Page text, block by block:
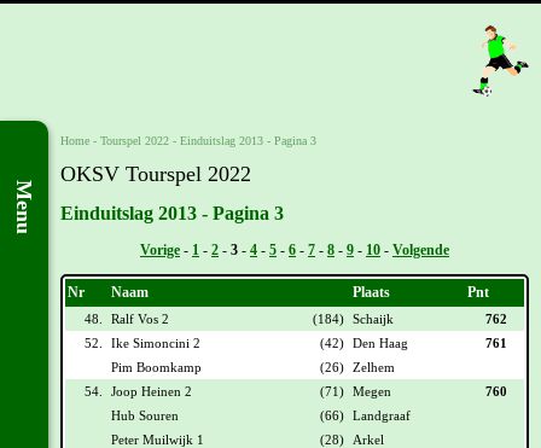
Menu
Home - Tourspel 2022 - Einduitslag 2013 - Pagina 3
OKSV Tourspel 2022
Einduitslag 2013 - Pagina 3
Vorige - 1 - 2 - 3 - 4 - 5 - 6 - 7 - 8 - 9 - 10 - Volgende
Nr Naam Plaats Pnt
48. Ralf Vos 2 (184) Schaijk
762
52.
Ike Simoncini 2 (42) Den Haag
761
Pim Boomkamp
(26) Zelhem
54.
Joop Heinen 2 (71) Megen
760
Hub Souren
(66) Landgraaf
Peter Muilwijk 1
(28)
Arkel